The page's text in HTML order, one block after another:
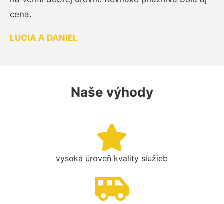
cena.
LUCIA A DANIEL
Naše výhody
vysoká úroveň kvality služieb